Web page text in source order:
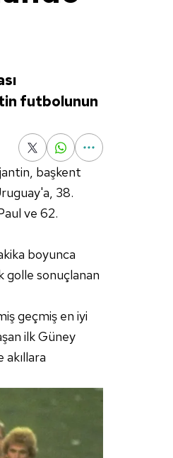
futbolunun
başkent
38.
ve 62.
boyunca
golle sonuçlanan
geçmiş en iyi
ilk Güney
akıllara